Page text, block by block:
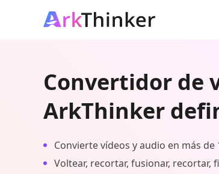
Convertidor de
ArkThinker
Convierte vídeos y audio en más
Voltear, recortar, fusionar, recortar,